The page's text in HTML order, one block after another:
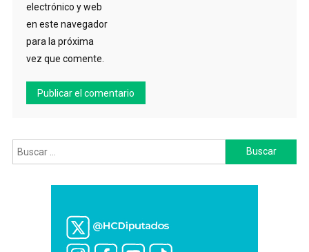
electrónico y web
en este navegador
para la próxima
vez que comente.
Buscar: